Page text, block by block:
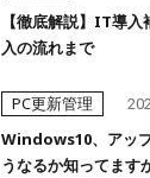
【徹底解説】IT導
入の流れまで
PC更新管理
Windows10、アッ
うなるか知ってます